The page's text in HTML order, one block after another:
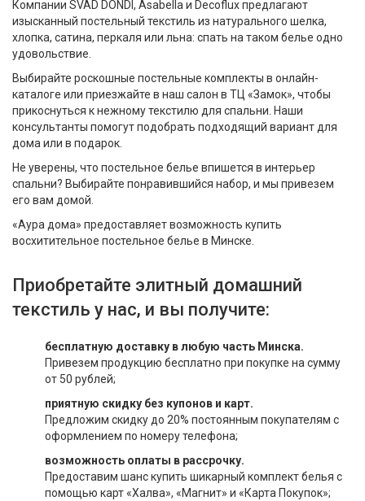
Компании SVAD DONDI, Asabella и Decoflux предлагают
изысканный постельный текстиль из натурального шелка,
хлопка, сатина, перкаля или льна: спать на таком белье одно
удовольствие.
Выбирайте роскошные постельные комплекты в онлайн-
каталоге или приезжайте в наш салон в ТЦ «Замок», чтобы
прикоснуться к нежному текстилю для спальни. Наши
консультанты помогут подобрать подходящий вариант для
дома или в подарок.
Не уверены, что постельное белье впишется в интерьер
спальни? Выбирайте понравившийся набор, и мы привезем
его вам домой.
«Аура дома» предоставляет возможность купить
восхитительное постельное белье в Минске.
Приобретайте элитный домашний
текстиль у нас, и вы получите:
бесплатную доставку в любую часть Минска.
Привезем продукцию бесплатно при покупке на сумму
от 50 рублей;
приятную скидку без купонов и карт.
Предложим скидку до 20% постоянным покупателям с
оформлением по номеру телефона;
возможность оплаты в рассрочку.
Предоставим шанс купить шикарный комплект белья с
помощью карт «Халва», «Магнит» и «Карта Покупок»;